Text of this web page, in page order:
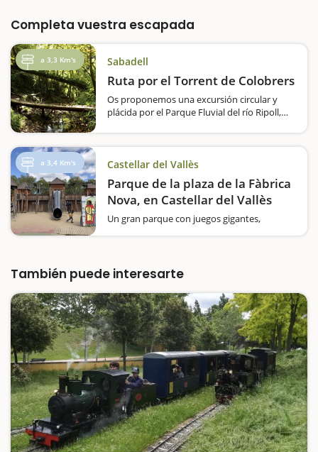
Completa vuestra escapada
a 3,3 Km's Sabadell
Ruta por el Torrent de Colobrers
Os proponemos una excursión circular y
plácida por el Parque Fluvial del río Ripoll,
cuenta de que cerca de las ciudades también
podemos descubrir paisajes verdes,
a 3,4 Km's Castellar del Vallès
Parque de la plaza de la Fàbrica
Nova, en Castellar del Vallès
Un gran parque con juegos gigantes,
llamar la atención y para que los niños se
diviertan y…
También puede interesarte